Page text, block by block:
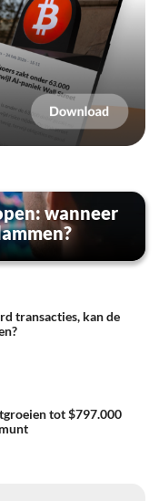
wanneer
transacties, kan de
tot $797.000